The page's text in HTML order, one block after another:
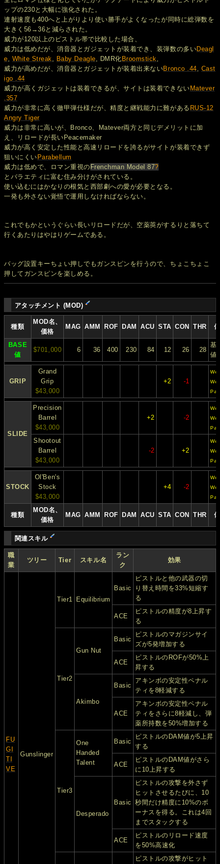
ップの230と大幅に強化された。
連射速度も400へと上がりより使い勝手がよくなったが同時に総弾数を
大きく56→36と減らされた。
威力が120以上のピストル帯で比較した場合、
威力は低めだが、消音器とガジェットが装着でき、装弾数の多いDeagl
e, White Streak, Baby Deagle, DMR化 Broomstick,
威力が高めだが、消音器とガジェットが装着出来ないBronco .44, Cast
igo .44
威力が高くガジェットは装着できるが、サイトは装着できない Matever
.357
威力が非常に高く徹甲弾仕様だが、精度と継戦能力に難がある RUS-12
Angry Tiger
威力は非常に高いが、Bronco、Matever両方と同じデメリットに加
え、リロードが長いPeacemaker
威力が高く安定した性能と高速リロードを誇るがサイトが装着できず
狙いにくい Parabellum
威力は低めで、ロマン重視の Frenchman Model 87?
とバラエティに富む住み分けがされている。
使い込むにはかなりの根気と西部劇への愛が必要となる。
一発も外さない覚悟で運用しなければならない。
これでもかというぐらい長いリロードだが、空薬莢がするりと落ちて
行くあたりはやはりゲームである。
バッグ設置キーちょい押しでもガンスピンを行うので、ちょこちょこ
押してガンスピンを楽しめる。
アタッチメント (MOD)
種類
MOD名、
価格
MAG AMM ROF DAM ACU STA CON THR
種類
MOD名、
価格
MAG AMM ROF DAM ACU STA CON THR
BASE
値
$701,000 6 36 400 230 84 12 26 28
基
値
GRIP
Grand
Grip
$43,000
+2 -1
SLIDE
Precision
Barrel
$43,000
+2 -2
Shootout
Barrel
$43,000
-2 +2
STOCK
Ol'Ben's
Stock
$43,000
+4 -2
関連スキル
職
業
ツリー Tier スキル名
ラン
ク
効果
FU
GI
TI
VE
Gunslinger
Tier1 Equilibrium
Basic
ピストルと他の武器の切
り替え時間を33%短縮す
る
ACE
ピストルの精度が8上昇す
る
Tier2
Gun Nut
Basic
ピストルのマガジンサイ
ズが5発増加する
ACE
ピストルのROFが50%上
昇する
Akimbo
Basic
アキンボの安定性ペナル
ティを8軽減する
ACE
アキンボの安定性ペナル
ティをさらに8軽減し、弾
薬所持数を50%増加する
Tier3
One
Handed
Talent
Basic
ピストルのDAM値が5上昇
する
ACE
ピストルのDAM値がさら
に10上昇する
Desperado
Basic
ピストルの攻撃を外さず
ヒットさせるたびに、10
秒間だけ精度に10%のボ
ーナスを得る。これは4回
までスタックする
ACE
ピストルのリロード速度
を50%高速化
ピストルの攻撃がヒット